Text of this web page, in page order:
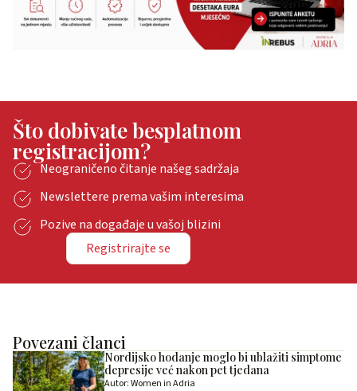
Što dobivate besplatnom
registracijom?
Neograničeno čitanje našeg sadržaja
Newslettere prema vašim interesima
Pozive na događaje u vašoj blizini
Registrirajte se
Povezani članci
Nordijsko hodanje moglo bi ublažiti simptome
depresije već nakon pet tjedana
Autor: Women in Adria